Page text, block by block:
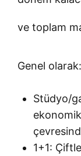
ve toplam
Genel olarak:
Stüdyo/
1+1: